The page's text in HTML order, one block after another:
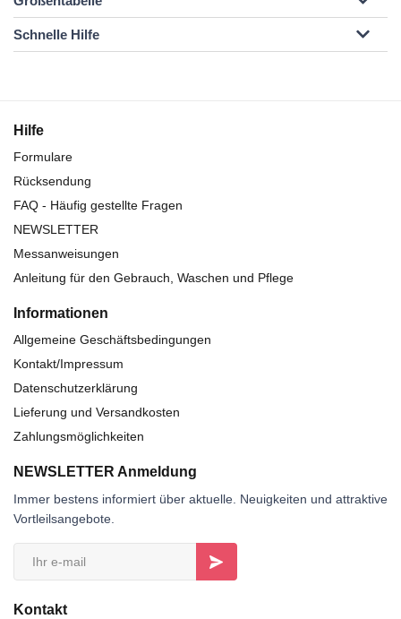
Schnelle Hilfe
Hilfe
Formulare
Rücksendung
FAQ - Häufig gestellte Fragen
NEWSLETTER
Messanweisungen
Anleitung für den Gebrauch, Waschen und Pflege
Informationen
Allgemeine Geschäftsbedingungen
Kontakt/Impressum
Datenschutzerklärung
Lieferung und Versandkosten
Zahlungsmöglichkeiten
NEWSLETTER Anmeldung
Immer bestens informiert über aktuelle. Neuigkeiten und attraktive
Vortleilsangebote.
Kontakt